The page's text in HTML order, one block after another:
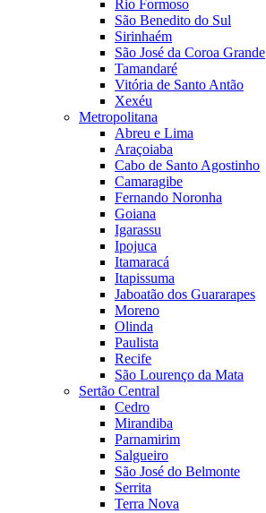
Rio Formoso
São Benedito do Sul
Sirinhaém
São José da Coroa Grande
Tamandaré
Vitória de Santo Antão
Xexéu
Metropolitana
Abreu e Lima
Araçoiaba
Cabo de Santo Agostinho
Camaragibe
Fernando Noronha
Goiana
Igarassu
Ipojuca
Itamaracá
Itapissuma
Jaboatão dos Guararapes
Moreno
Olinda
Paulista
Recife
São Lourenço da Mata
Sertão Central
Cedro
Mirandiba
Parnamirim
Salgueiro
São José do Belmonte
Serrita
Terra Nova